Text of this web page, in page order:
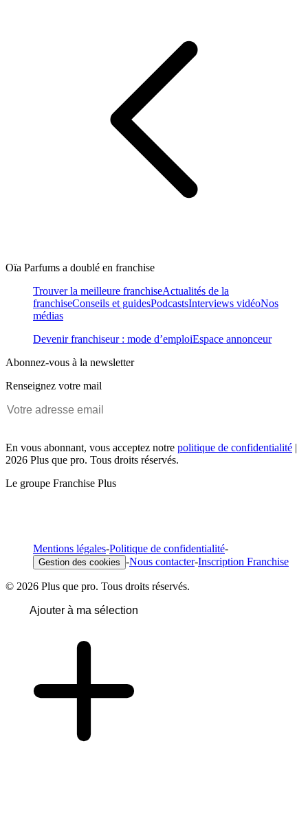
Oïa Parfums a doublé en franchise
Trouver la meilleure franchiseActualités de la
franchiseConseils et guidesPodcastsInterviews vidéoNos
médias
Devenir franchiseur : mode d’emploiEspace annonceur
Abonnez-vous à la newsletter
Renseignez votre mail
En vous abonnant, vous acceptez notre politique de confidentialité |
2026 Plus que pro. Tous droits réservés.
Le groupe Franchise Plus
Mentions légales-Politique de confidentialité-
Gestion des cookies -Nous contacter-Inscription Franchise
© 2026 Plus que pro. Tous droits réservés.
Ajouter à ma sélection